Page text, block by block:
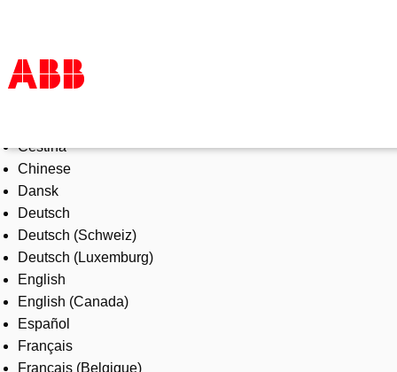
Products & Solutions
Industries
Services
About us
Where to buy
Contact us
Careers
Čeština
Chinese
Dansk
Deutsch
Deutsch (Schweiz)
Deutsch (Luxemburg)
English
English (Canada)
Español
Français
Français (Belgique)